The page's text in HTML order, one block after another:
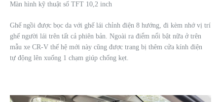
Màn hình kỹ thuật số TFT 10,2 inch
Ghế ngồi được bọc da với ghế lái chỉnh điện 8 hướng, đi kèm nhớ vị trí
ghế người lái trên tất cả phiên bản. Ngoài ra điểm nổi bật nữa ở trên
mẫu xe CR-V thế hệ mới này cũng được trang bị thêm cửa kính điện
tự động lên xuống 1 chạm giúp chống kẹt.